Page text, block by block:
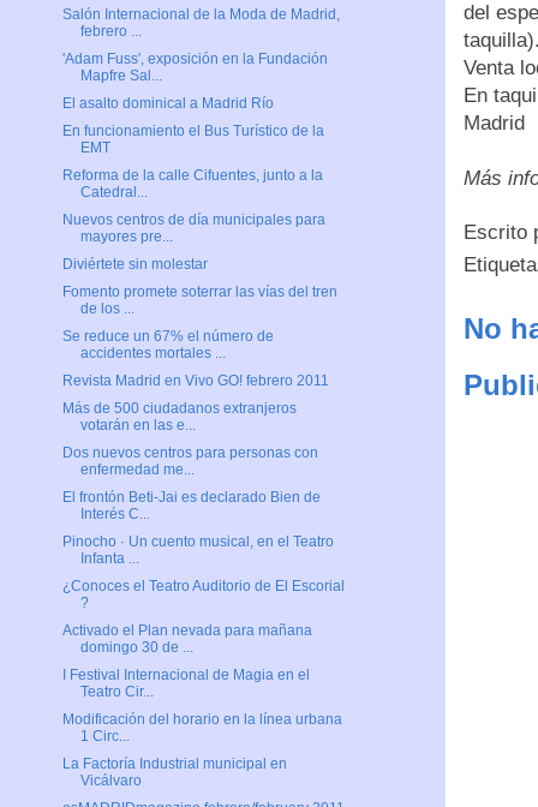
del
Venta
En
Madrid
Más
Escrito
No
Salón Internacional de la Moda de Madrid,
febrero ...
'Adam Fuss', exposición en la Fundación
Mapfre Sal...
El asalto dominical a Madrid Río
En funcionamiento el Bus Turístico de la
EMT
Reforma de la calle Cifuentes, junto a la
Catedral...
Nuevos centros de día municipales para
mayores pre...
Diviértete sin molestar
Fomento promete soterrar las vías del tren
de los ...
Se reduce un 67% el número de
accidentes mortales ...
Revista Madrid en Vivo GO! febrero 2011
Más de 500 ciudadanos extranjeros
votarán en las e...
Dos nuevos centros para personas con
enfermedad me...
El frontón Beti-Jai es declarado Bien de
Interés C...
Pinocho · Un cuento musical, en el Teatro
Infanta ...
¿Conoces el Teatro Auditorio de El Escorial
?
Activado el Plan nevada para mañana
domingo 30 de ...
I Festival Internacional de Magia en el
Teatro Cir...
Modificación del horario en la línea urbana
1 Circ...
La Factoría Industrial municipal en
Vicálvaro